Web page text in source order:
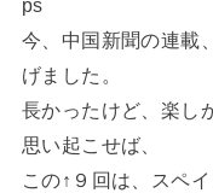
ps
今、中国新聞の連載
げました。
長かったけど、楽し
思い起こせば、
この↑９回は、スペ